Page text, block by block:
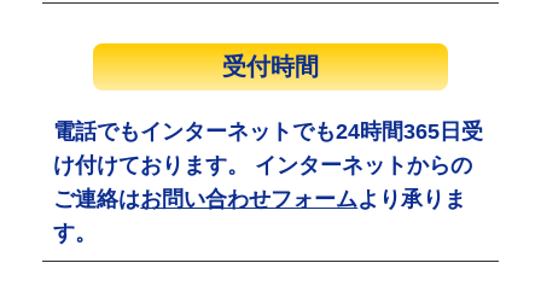
受付時間
電話でもインターネットでも24時間365日受
け付けております。 インターネットからの
ご連絡はお問い合わせフォームより承りま
す。